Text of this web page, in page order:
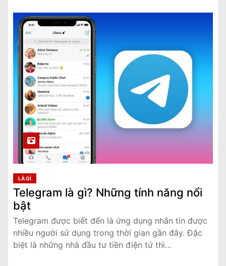
LÀ GÌ
Telegram là gì? Những tính năng nổi
bật
Telegram được biết đến là ứng dụng nhắn tin được
nhiều người sử dụng trong thời gian gần đây. Đặc
biệt là những nhà đầu tư tiền điện tử thì…